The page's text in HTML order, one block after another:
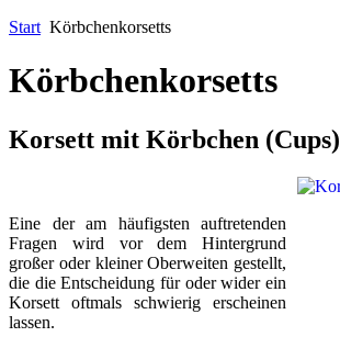
Start Körbchenkorsetts
Körbchenkorsetts
Korsett mit Körbchen (Cups)
Eine der am häufigsten auftretenden
Fragen wird vor dem Hintergrund
großer oder kleiner Oberweiten gestellt,
die die Entscheidung für oder wider ein
Korsett oftmals schwierig erscheinen
lassen.